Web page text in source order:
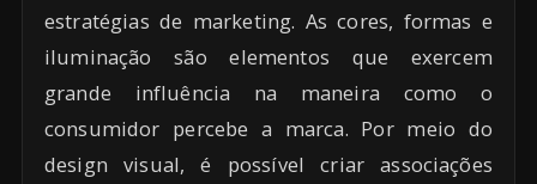
estratégias de marketing. As cores, formas e
iluminação são elementos que exercem
grande influência na maneira como o
consumidor percebe a marca. Por meio do
design visual, é possível criar associações